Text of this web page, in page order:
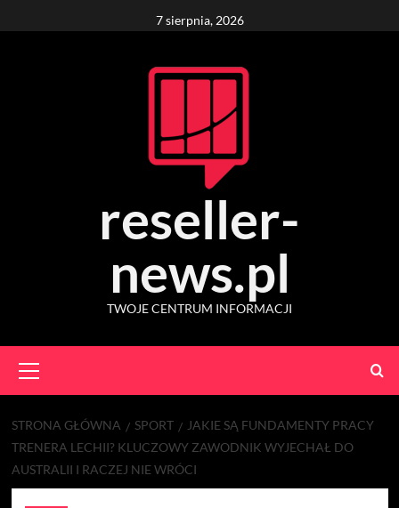
to
7 sierpnia, 2026
reseller-
news.pl
TWOJE CENTRUM INFORMACJI
Menu
STRONA GŁÓWNA SPORT
JAKIE SĄ FUNDAMENTY PRACY
TRENERA LECHII? KLUCZOWY ZAWODNIK WYJECHAŁ DO
AUSTRALII I RACZEJ NIE WRÓCI